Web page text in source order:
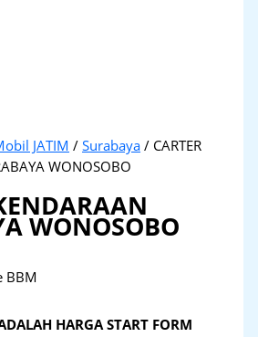
JATIM /Surabaya / CARTER
WONOSOBO
WONOSOBO
BBM
HARGA START FORM